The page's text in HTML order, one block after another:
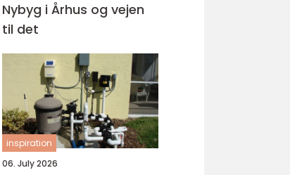
Nybyg i Århus og vejen
til det
inspiration
06. July 2026